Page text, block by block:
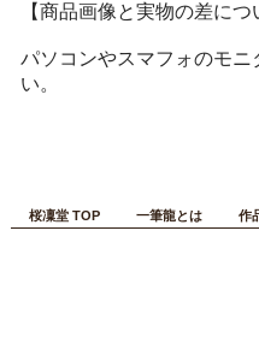
【商品画像と実物の差につ
パソコンやスマフォのモ
い。
桜凜堂 TOP 一筆龍とは 作